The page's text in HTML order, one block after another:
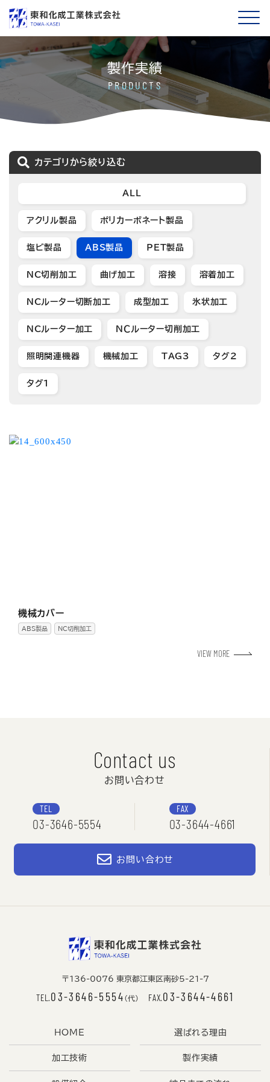
製作実績
PRODUCTS
カテゴリから絞り込む
ALL
アクリル製品 ポリカーボネート製品
塩ビ製品 ABS製品 PET製品
NC切削加工 曲げ加工 溶接 溶着加工
NCルーター切断加工 成型加工 氷状加工
NCルーター加工 ＮＣルーター切削加工
照明関連機器 機械加工 TAG3 タグ2
タグ1
機械カバー
ABS製品 NC切削加工
VIEW MORE
Contact us
お問い合わせ
TEL
03-3646-5554
FAX
03-3644-4661
お問い合わせ
〒136-0076 東京都江東区南砂5-21-7
TEL.03-3646-5554 （代） FAX.03-3644-4661
HOME 選ばれる理由
加工技術 製作実績